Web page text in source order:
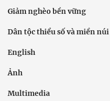
Giảm nghèo bền vững
Dân tộc thiểu số và miền núi
English
Ảnh
Multimedia